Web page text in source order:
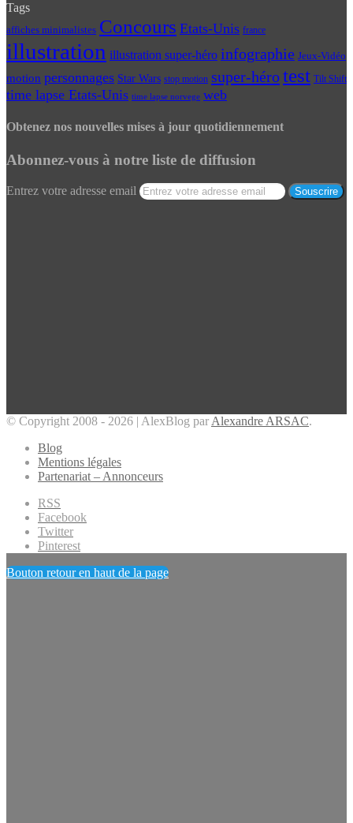
Tags
affiches minimalistes Concours Etats-Unis france
illustration illustration super-héro infographie Jeux-Vidéo
motion personnages Star Wars stop motion super-hérotest Tilt Shift
time lapse Etats-Unis time lapse norvege web
Obtenez nos nouvelles mises à jour quotidiennement
Abonnez-vous à notre liste de diffusion
Entrez votre adresse email
© Copyright 2008 - 2026 | AlexBlog par Alexandre ARSAC.
Blog
Mentions légales
Partenariat – Annonceurs
RSS
Facebook
Twitter
Pinterest
Bouton retour en haut de la page